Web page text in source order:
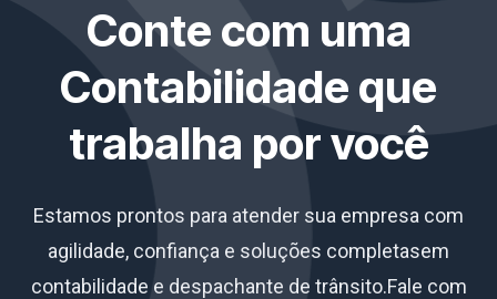
Conte com uma
Contabilidade que
trabalha por você
Estamos prontos para atender sua empresa com
agilidade, confiança e soluções completasem
contabilidade e despachante de trânsito.Fale com